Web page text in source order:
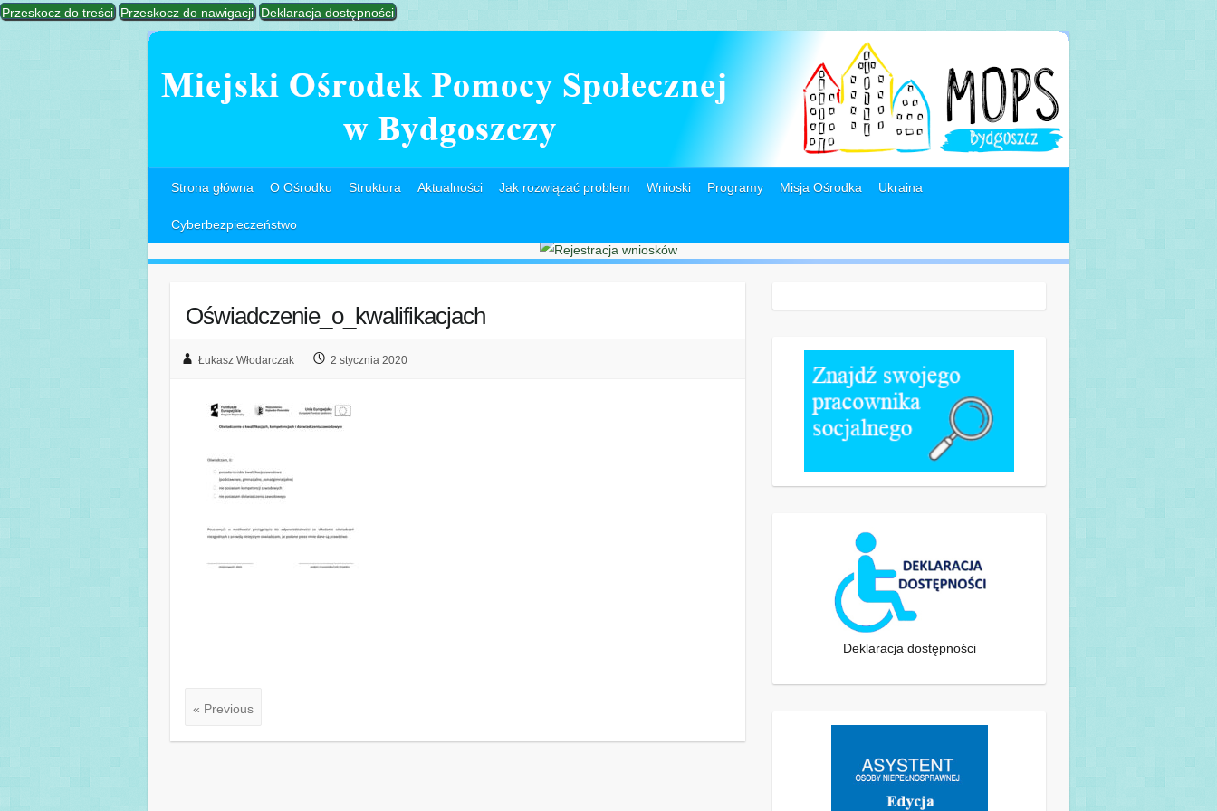
Przeskocz do treści Przeskocz do nawigacji Deklaracja dostępności
Strona główna O Ośrodku Struktura Aktualności Jak rozwiązać problem Wnioski Programy Misja Ośrodka Ukraina
Cyberbezpieczeństwo
Oświadczenie_o_kwalifikacjach
Łukasz Włodarczak 2 stycznia 2020
« Previous
Deklaracja dostępności